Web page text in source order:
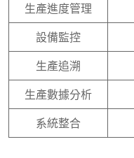
生產進度管理
設備監控
生產追溯
生產數據分析
系統整合